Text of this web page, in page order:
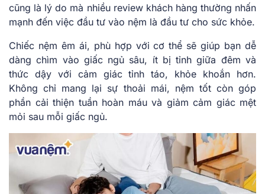
cũng là lý do mà nhiều review khách hàng thường nhấn
mạnh đến việc đầu tư vào nệm là đầu tư cho sức khỏe.
Chiếc nệm êm ái, phù hợp với cơ thể sẽ giúp bạn dễ
dàng chìm vào giấc ngủ sâu, ít bị tỉnh giữa đêm và
thức dậy với cảm giác tỉnh táo, khỏe khoắn hơn.
Không chỉ mang lại sự thoải mái, nệm tốt còn góp
phần cải thiện tuần hoàn máu và giảm cảm giác mệt
mỏi sau mỗi giấc ngủ.